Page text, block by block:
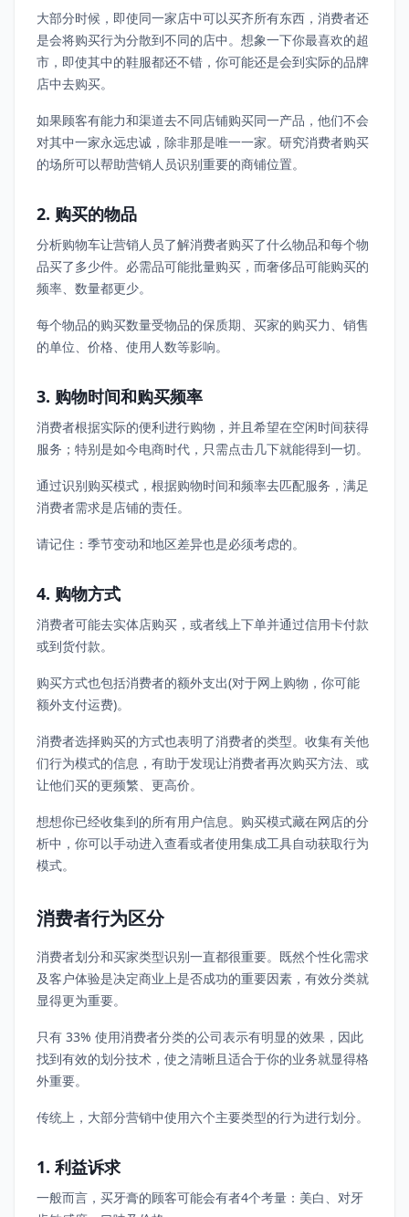
大部分时候，即使同一家店中可以买齐所有东西，消费者还
是会将购买行为分散到不同的店中。想象一下你最喜欢的超
市，即使其中的鞋服都还不错，你可能还是会到实际的品牌
店中去购买。
如果顾客有能力和渠道去不同店铺购买同一产品，他们不会
对其中一家永远忠诚，除非那是唯一一家。研究消费者购买
的场所可以帮助营销人员识别重要的商铺位置。
2. 购买的物品
分析购物车让营销人员了解消费者购买了什么物品和每个物
品买了多少件。必需品可能批量购买，而奢侈品可能购买的
频率、数量都更少。
每个物品的购买数量受物品的保质期、买家的购买力、销售
的单位、价格、使用人数等影响。
3. 购物时间和购买频率
消费者根据实际的便利进行购物，并且希望在空闲时间获得
服务；特别是如今电商时代，只需点击几下就能得到一切。
通过识别购买模式，根据购物时间和频率去匹配服务，满足
消费者需求是店铺的责任。
请记住：季节变动和地区差异也是必须考虑的。
4. 购物方式
消费者可能去实体店购买，或者线上下单并通过信用卡付款
或到货付款。
购买方式也包括消费者的额外支出(对于网上购物，你可能
额外支付运费)。
消费者选择购买的方式也表明了消费者的类型。收集有关他
们行为模式的信息，有助于发现让消费者再次购买方法、或
让他们买的更频繁、更高价。
想想你已经收集到的所有用户信息。购买模式藏在网店的分
析中，你可以手动进入查看或者使用集成工具自动获取行为
模式。
消费者行为区分
消费者划分和买家类型识别一直都很重要。既然个性化需求
及客户体验是决定商业上是否成功的重要因素，有效分类就
显得更为重要。
只有 33% 使用消费者分类的公司表示有明显的效果，因此
找到有效的划分技术，使之清晰且适合于你的业务就显得格
外重要。
传统上，大部分营销中使用六个主要类型的行为进行划分。
1. 利益诉求
一般而言，买牙膏的顾客可能会有者4个考量：美白、对牙